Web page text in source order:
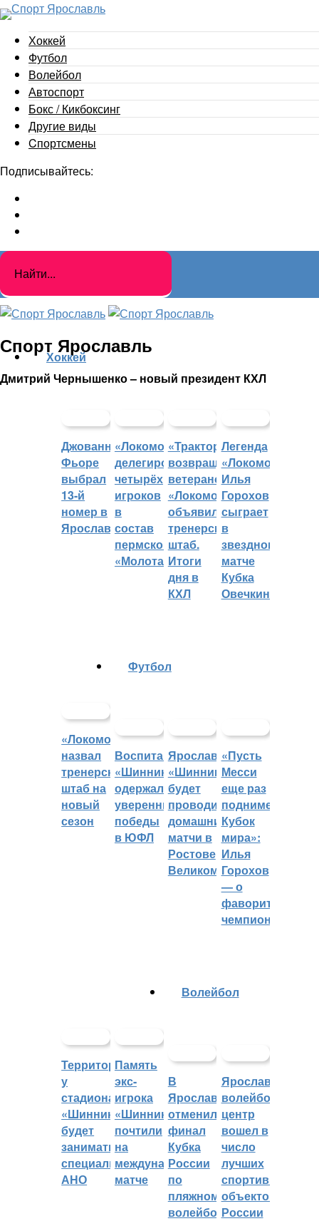
Хоккей
Футбол
Волейбол
Автоспорт
Бокс / Кикбоксинг
Другие виды
Cпортсмены
Подписывайтесь:
Спорт Ярославль
Дмитрий Чернышенко – новый президент КХЛ
Хоккей
Джованни
Фьоре
выбрал
13-й
номер в
Ярославле
«Локомотив»
делегировал
четырёх
игроков
в
состав
пермского
«Молота»
«Трактор»
возвращает
ветеранов,
«Локомотив»
объявил
тренерский
штаб.
Итоги
дня в
КХЛ
Легенда
«Локомотива»
Илья
Горохов
сыграет
в
звездном
матче
Кубка
Овечкина
«Локомотив»
назвал
тренерский
штаб на
новый
сезон
Футбол
Воспитанники
«Шинника»
одержали
уверенные
победы
в ЮФЛ
Ярославский
«Шинник»
будет
проводить
домашние
матчи в
Ростове
Великом
«Пусть
Месси
еще раз
поднимет
Кубок
мира»:
Илья
Горохов
— о
фаворитах
чемпионата
Территорией
у
стадиона
«Шинник»
будет
заниматься
специальное
АНО
Память
экс-
игрока
«Шинника»
почтили
на
международном
матче
Волейбол
В
Ярославле
отменили
финал
Кубка
России
по
пляжному
волейболу
Ярославский
волейбольный
центр
вошел в
число
лучших
спортивных
объектов
России